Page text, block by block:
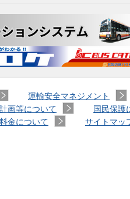
運輸安全マネジメント
画等について
国民保護
金について
サイトマッ